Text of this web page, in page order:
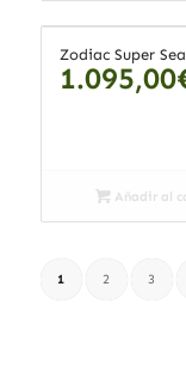
Zodiac Super
1.095,00
Añadir al
1 2 3